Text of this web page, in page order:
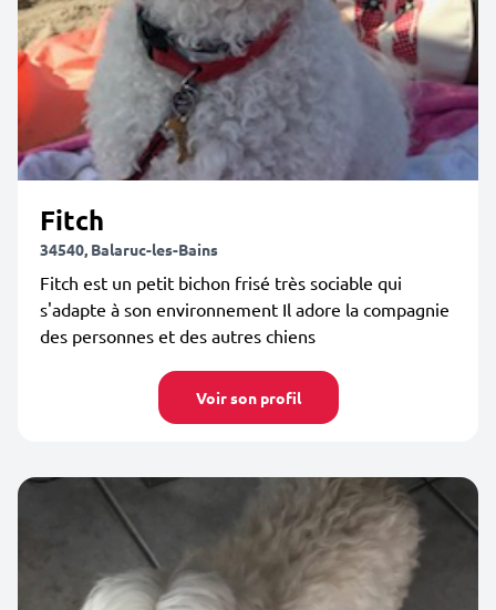
Fitch
34540, Balaruc-les-Bains
Fitch est un petit bichon frisé très sociable qui
s'adapte à son environnement Il adore la compagnie
des personnes et des autres chiens
Voir son profil